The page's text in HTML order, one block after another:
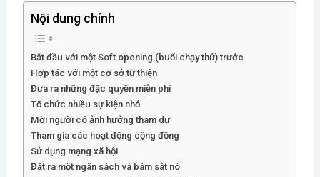
Nội dung chính
Bắt đầu với một Soft opening (buổi chạy thử) trước
Hợp tác với một cơ sở từ thiện
Đưa ra những đặc quyền miễn phí
Tổ chức nhiều sự kiện nhỏ
Mời người có ảnh hưởng tham dự
Tham gia các hoạt động cộng đồng
Sử dụng mạng xã hội
Đặt ra một ngân sách và bám sát nó